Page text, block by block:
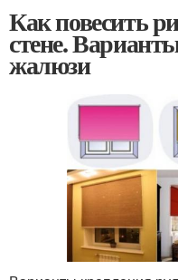
Как повесить
стене.
жалюзи